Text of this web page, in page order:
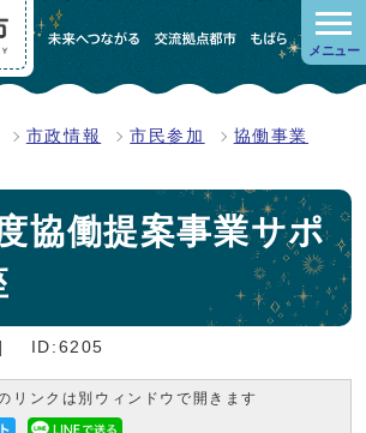
メニュー
市政情報 市民参加 協働事業
協働提案事業サポ
ID:6205
リンクは別ウィンドウで開きます